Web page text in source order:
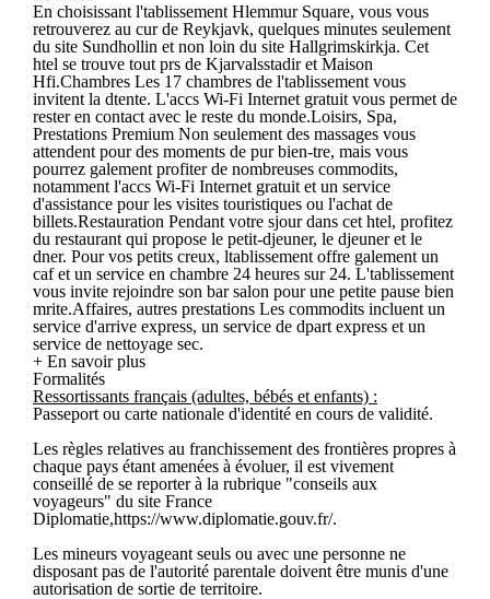
En choisissant l'tablissement Hlemmur Square, vous vous
retrouverez au cur de Reykjavk, quelques minutes seulement
du site Sundhollin et non loin du site Hallgrimskirkja. Cet
htel se trouve tout prs de Kjarvalsstadir et Maison
Hfi.Chambres Les 17 chambres de l'tablissement vous
invitent la dtente. L'accs Wi-Fi Internet gratuit vous permet de
rester en contact avec le reste du monde.Loisirs, Spa,
Prestations Premium Non seulement des massages vous
attendent pour des moments de pur bien-tre, mais vous
pourrez galement profiter de nombreuses commodits,
notamment l'accs Wi-Fi Internet gratuit et un service
d'assistance pour les visites touristiques ou l'achat de
billets.Restauration Pendant votre sjour dans cet htel, profitez
du restaurant qui propose le petit-djeuner, le djeuner et le
dner. Pour vos petits creux, ltablissement offre galement un
caf et un service en chambre 24 heures sur 24. L'tablissement
vous invite rejoindre son bar salon pour une petite pause bien
mrite.Affaires, autres prestations Les commodits incluent un
service d'arrive express, un service de dpart express et un
service de nettoyage sec.
+ En savoir plus
Formalités
Ressortissants français (adultes, bébés et enfants) :
Passeport ou carte nationale d'identité en cours de validité.
Les règles relatives au franchissement des frontières propres à
chaque pays étant amenées à évoluer, il est vivement
conseillé de se reporter à la rubrique "conseils aux
voyageurs" du site France
Diplomatie,https://www.diplomatie.gouv.fr/.
Les mineurs voyageant seuls ou avec une personne ne
disposant pas de l'autorité parentale doivent être munis d'une
autorisation de sortie de territoire.